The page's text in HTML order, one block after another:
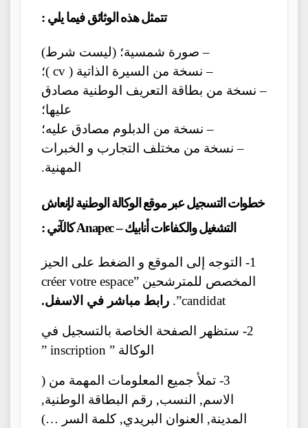
تتمثل هذه الوثائق فيما يلي :
– صورة شمسية؛ (ليست شرط)
– نسخة من السيرة الذاتية ( cv )؛
– نسخة من بطاقة التعريف الوطنية مصادق
عليها؛
– نسخة من الدبلوم مصادق عليه؛
– نسخة من مختلف التجارب و الخبرات
المهنية.
خطوات التسجيل عبر موقع الوكالة الوطنية لإنعاش
التشغيل والكفاءات أنابيك – Anapec كالآتي :
1- التوجه إلى الموقع و الضغط على الحيز
المخصص للمترشحين ”créer votre espace
.”candidat رابط مباشر في الاسفل.
2- ستظهر الصفحة الخاصة بالتسجيل في
الوكالة ” inscription ”
3- تملأ جميع المعلومات المهمة من (
الاسم, النسب, رقم البطاقة الوطنية,
المدينة, العنوان البريدي, كلمة السر …)